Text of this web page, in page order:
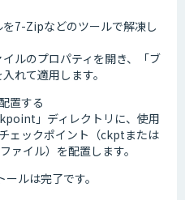
7-Zipなどのツールで解凍し
ルのプロパティを開き、「ブ
れて適用します。
置する
」ディレクトリに、使用
ェックポイント（ckptまたは
イル）を配置します。
ルは完了です。